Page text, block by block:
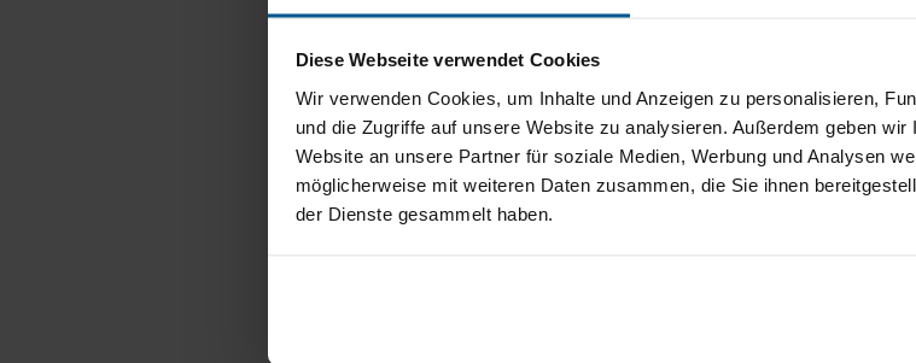
Diese Webseite verwendet Cookies
Wir verwenden Cookies, um Inhalte und Anzeigen zu personalisieren,
und die Zugriffe auf unsere Website zu analysieren. Außerdem geben
Website an unsere Partner für soziale Medien, Werbung und Analysen
möglicherweise mit weiteren Daten zusammen, die Sie ihnen
der Dienste gesammelt haben.
newsletter here.
Unsubscribe via email